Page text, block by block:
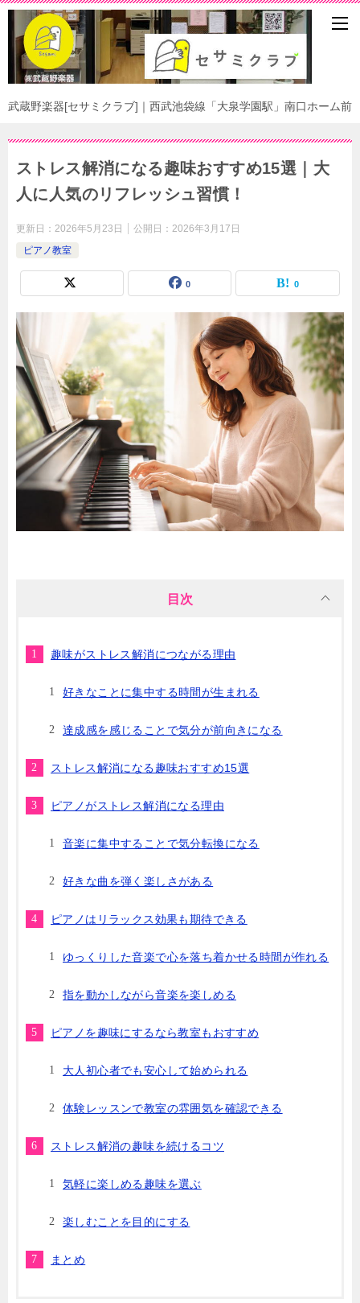
武蔵野楽器[セサミクラブ]｜西武池袋線「大泉学園駅」南口ホーム前
ストレス解消になる趣味おすすめ15選｜大
人に人気のリフレッシュ習慣！
更新日： 2026年5月23日 公開日： 2026年3月17日
ピアノ教室
0 0
目次
趣味がストレス解消につながる理由
好きなことに集中する時間が生まれる
達成感を感じることで気分が前向きになる
ストレス解消になる趣味おすすめ15選
ピアノがストレス解消になる理由
音楽に集中することで気分転換になる
好きな曲を弾く楽しさがある
ピアノはリラックス効果も期待できる
ゆっくりした音楽で心を落ち着かせる時間が作れる
指を動かしながら音楽を楽しめる
ピアノを趣味にするなら教室もおすすめ
大人初心者でも安心して始められる
体験レッスンで教室の雰囲気を確認できる
ストレス解消の趣味を続けるコツ
気軽に楽しめる趣味を選ぶ
楽しむことを目的にする
まとめ